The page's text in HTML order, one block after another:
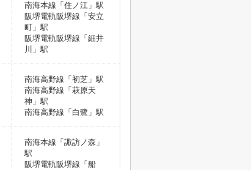
南海本線「住ノ江」駅
阪堺電軌阪堺線「安立
町」駅
阪堺電軌阪堺線「細井
川」駅
南海高野線「初芝」駅
南海高野線「萩原天
神」駅
南海高野線「白鷺」駅
南海本線「諏訪ノ森」
駅
阪堺電軌阪堺線「船